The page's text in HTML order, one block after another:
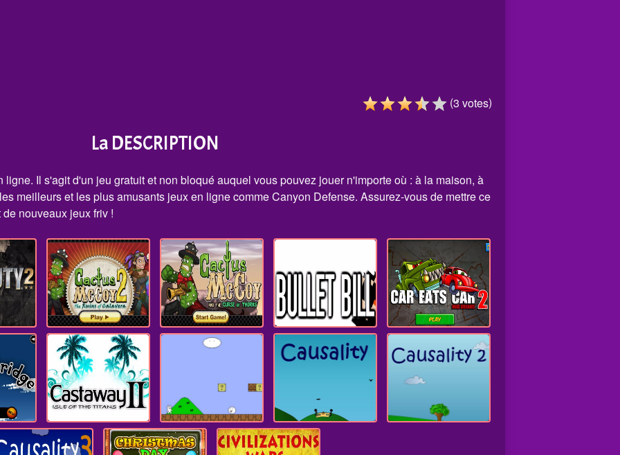
(3 votes)
La DESCRIPTION
Il s'agit d'un jeu gratuit et non bloqué auquel vous pouvez jouer n'importe où : à la maison, à
meilleurs et les plus amusants jeux en ligne comme Canyon Defense. Assurez-vous de mettre ce
nouveaux jeux friv !